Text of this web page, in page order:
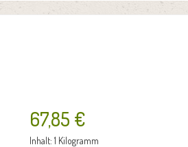
67,85 €
Inhalt: 1 Kilogramm